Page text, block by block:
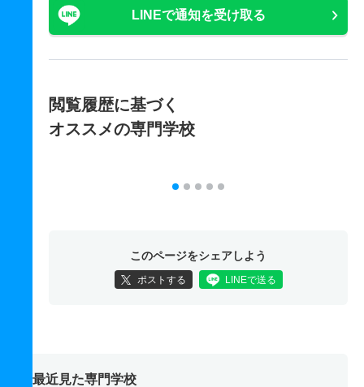
LINEで通知を受け取る
閲覧履歴に基づく
オススメの専門学校
このページをシェアしよう
ポストする LINEで送る
最近見た専門学校